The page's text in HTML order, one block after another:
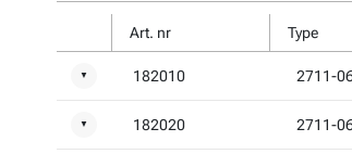
Art. nr Type
▼ 182010 2711-
▼ 182020 2711-